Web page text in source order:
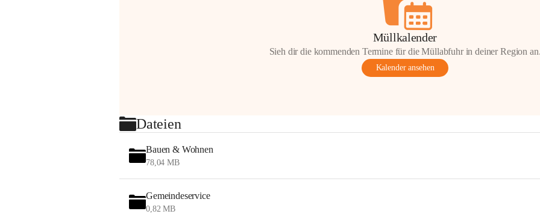
Müllkalender
Sieh dir die kommenden Termine für die Müllabfuhr in deiner Region
Kalender ansehen
Dateien
Bauen & Wohnen
78,04 MB
Gemeindeservice
0,82 MB